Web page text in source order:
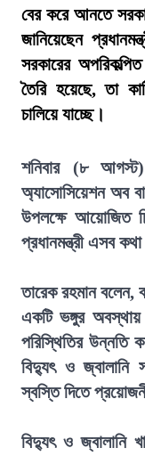
বের করে আনতে
জানিয়েছেন
সরকারের
তৈরি হয়েছে, তা
চালিয়ে যাচ্ছে।
শনিবার (৮
অ্যাসোসিয়েশন অব
উপলক্ষে আয়োজিত
প্রধানমন্ত্রী এসব
তারেক রহমান বলেন,
একটি ভঙ্গুর অবস্থায়
পরিস্থিতির উন্নতি
বিদ্যুৎ ও জ্বালানি
স্বস্তি দিতে
বিদ্যুৎ ও জ্বালানি